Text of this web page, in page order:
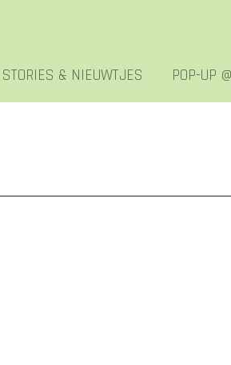
STORIES & NIEUWTJES POP-UP